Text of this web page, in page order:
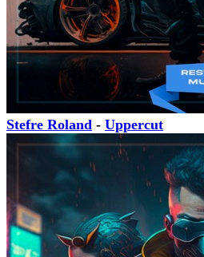
Stefre Roland - Uppercut